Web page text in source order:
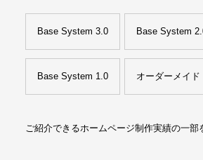
Base System 3.0 Base System
Base System 1.0 オーダーメイド
ご紹介できるホームページ制作実績の一部